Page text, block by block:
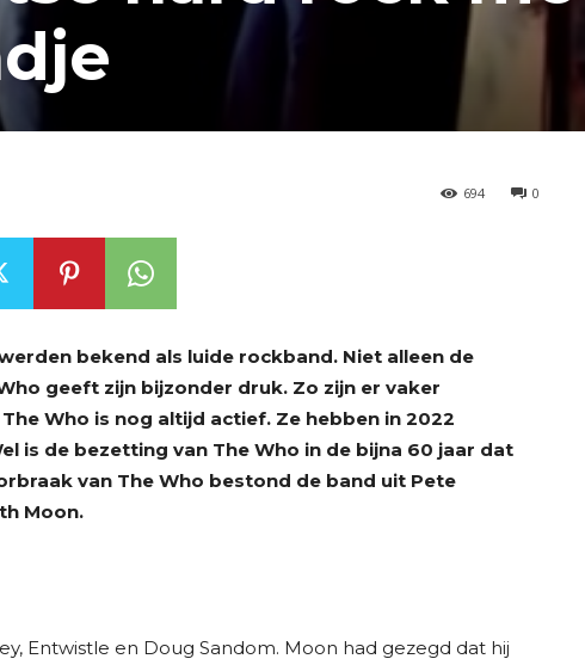
0
694
bekend als luide rockband. Niet alleen de
geeft zijn bijzonder druk. Zo zijn er vaker
Who is nog altijd actief. Ze hebben in 2022
is de bezetting van The Who in de bijna 60 jaar dat
van The Who bestond de band uit Pete
Moon.
Entwistle en Doug Sandom. Moon had gezegd dat hij